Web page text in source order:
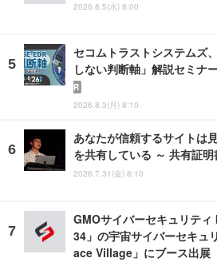
2026.8.5(水) 8:00
セコムトラストシステムズ
しない判断軸」解説セミナ
R
2026.8.3(月) 8:10
あなたが信頼するサイトは
を共有している ～ 共有証
2026.7.31(金) 8:10
GMOサイバーセキュリテ
34」の宇宙サイバーセキュ
ace Village」にブース出展